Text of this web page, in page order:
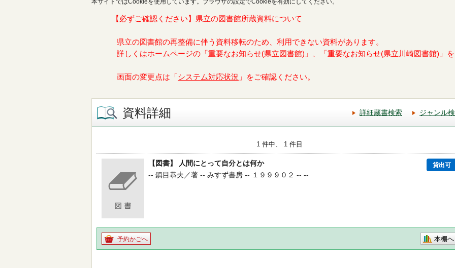
本サイトではCookieを使用しています。ブラウザの設定でCookieを有効にしてください。
【必ずご確認ください】県立の図書館所蔵資料について
県立の図書館の再整備に伴う資料移転のため、利用できない資料があります。
詳しくはホームページの「 重要なお知らせ(県立図書館) 」、「 重要なお知らせ(県立川崎図書館) 」
画面の変更点は「 システム対応状況 」をご確認ください。
資料詳細 詳細蔵書検索 ジャンル
1 件中、 1 件目
【図書】 人間にとって自分とは何か 貸出可
-- 鎮目恭夫／著 -- みすず書房 -- １９９９０２ -- --
予約かごへ 本棚へ